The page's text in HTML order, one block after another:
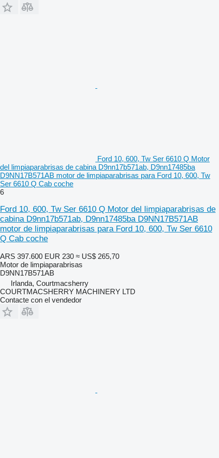
Ford 10, 600, Tw Ser 6610 Q Motor
del limpiaparabrisas de cabina D9nn17b571ab, D9nn17485ba
D9NN17B571AB motor de limpiaparabrisas para Ford 10, 600, Tw
Ser 6610 Q Cab coche
6
Ford 10, 600, Tw Ser 6610 Q Motor del limpiaparabrisas de
cabina D9nn17b571ab, D9nn17485ba D9NN17B571AB
motor de limpiaparabrisas para Ford 10, 600, Tw Ser 6610
Q Cab coche
ARS 397.600 EUR 230 ≈ US$ 265,70
Motor de limpiaparabrisas
D9NN17B571AB
Irlanda, Courtmacsherry
COURTMACSHERRY MACHINERY LTD
Contacte con el vendedor